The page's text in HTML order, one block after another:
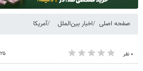
صفحه اصلی اخبار بین‌الملل آمریکا
۰ نفر ۲۵ خرداد ۱۴۰۵ - ۱۷:۰۳